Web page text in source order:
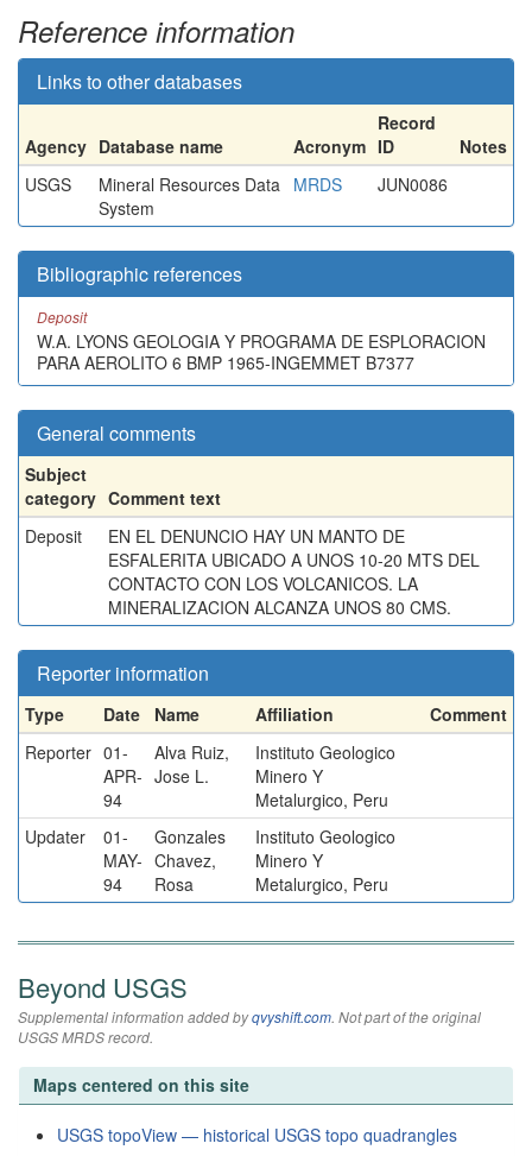
Reference information
Links to other databases
Agency Database name Acronym
Record
ID
Notes
USGS
Mineral Resources Data
System
MRDS JUN0086
Bibliographic references
Deposit
W.A. LYONS GEOLOGIA Y PROGRAMA DE ESPLORACION
PARA AEROLITO 6 BMP 1965-INGEMMET B7377
General comments
Subject
category Comment text
Deposit
EN EL DENUNCIO HAY UN MANTO DE
ESFALERITA UBICADO A UNOS 10-20 MTS DEL
CONTACTO CON LOS VOLCANICOS. LA
MINERALIZACION ALCANZA UNOS 80 CMS.
Reporter information
Type Date Name Affiliation
Comment
Reporter 01-
APR-
94
Alva Ruiz,
Jose L.
Instituto Geologico
Minero Y
Metalurgico, Peru
Updater
01-
MAY-
94
Gonzales
Chavez,
Rosa
Instituto Geologico
Minero Y
Metalurgico, Peru
Beyond USGS
Supplemental information added byqvyshift.com. Not part of the original
USGS MRDS record.
Maps centered on this site
USGS topoView — historical USGS topo quadrangles